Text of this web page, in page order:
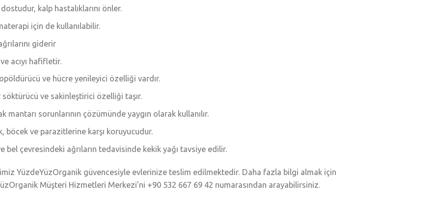
kalp hastalıklarını önler.
için de kullanılabilir.
giderir
acıyı hafifletir.
ve hücre yenileyici özelliği vardır.
söktürücü ve sakinleştirici özelliği taşır.
mantarı sorunlarının çözümünde yaygın olarak kullanılır.
böcek ve parazitlerine karşı koruyucudur.
bel çevresindeki ağrıların tedavisinde kekik yağı tavsiye edilir.
YüzdeYüzOrganik güvencesiyle evlerinize teslim edilmektedir. Daha fazla bilgi almak için
Müşteri Hizmetleri Merkezi’ni +90 532 667 69 42 numarasından arayabilirsiniz.